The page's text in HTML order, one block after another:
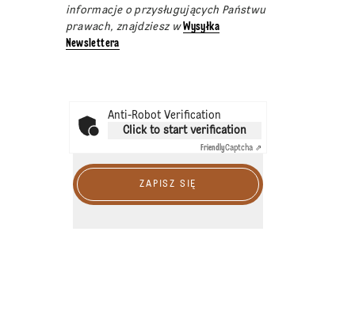
informacje o przysługujących Państwu
prawach, znajdziesz wWysyłka
Newslettera
Anti-Robot Verification
Click to start verification
FriendlyCaptcha ⇗
ZAPISZ SIĘ